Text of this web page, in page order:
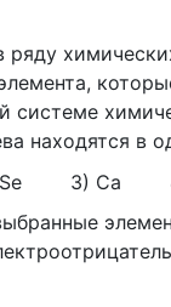
ряду
системе
находятся в
Se 3) Са